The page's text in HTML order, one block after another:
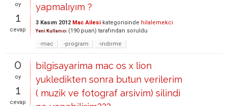
oy
1
cevap
yapmalıyım ?
3 Kasım 2012 Mac Ailesi kategorisinde hilalemekci
Yeni Kullanıcı (190 puan) tarafından soruldu
-mac
-program -indirme
0
oy
1
cevap
bilgisayarima mac os x lion
yukledikten sonra butun verilerim
( muzik ve fotograf arsivim) silindi